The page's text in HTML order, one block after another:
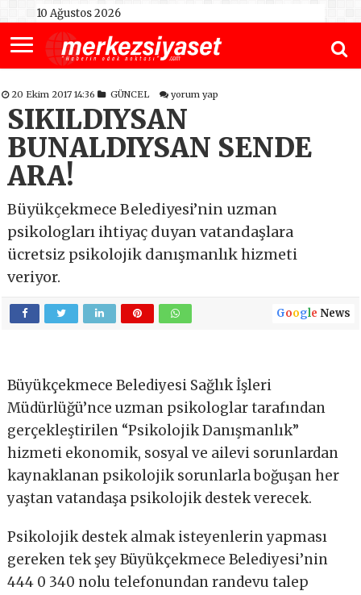
10 Ağustos 2026
20 Ekim 2017 14:36 GÜNCEL yorum yap
SIKILDIYSAN
BUNALDIYSAN SENDE
ARA!
Büyükçekmece Belediyesi’nin uzman
psikologları ihtiyaç duyan vatandaşlara
ücretsiz psikolojik danışmanlık hizmeti
veriyor.
Google News
Büyükçekmece Belediyesi Sağlık İşleri
Müdürlüğü’nce uzman psikologlar tarafından
gerçekleştirilen “Psikolojik Danışmanlık”
hizmeti ekonomik, sosyal ve ailevi sorunlardan
kaynaklanan psikolojik sorunlarla boğuşan her
yaştan vatandaşa psikolojik destek verecek.
Psikolojik destek almak isteyenlerin yapması
gereken tek şey Büyükçekmece Belediyesi’nin
444 0 340 nolu telefonundan randevu talep